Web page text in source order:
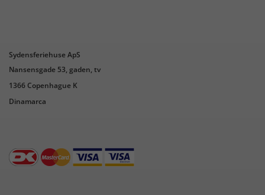
Sydensferiehuse ApS
Nansensgade 53, gaden, tv
1366 Copenhague K
Dinamarca